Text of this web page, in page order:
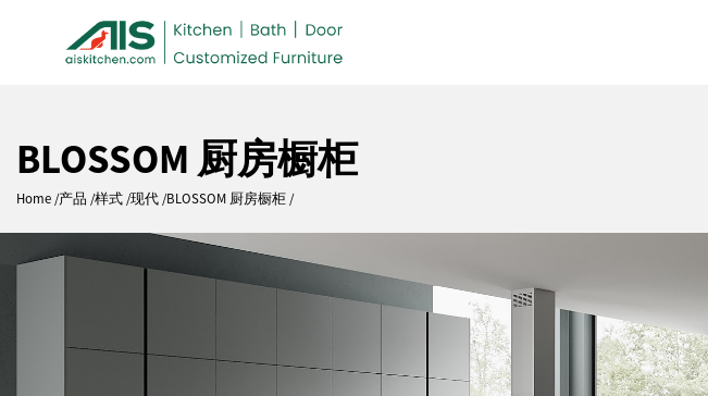
BLOSSOM 厨房橱柜
Home 产品 样式 现代 BLOSSOM 厨房橱柜